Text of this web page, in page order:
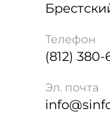
Телефон
(812) 380-
Эл. почта